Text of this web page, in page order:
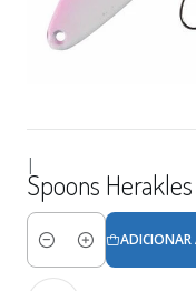
|
Spoons
Quantidade
ADICIONAR